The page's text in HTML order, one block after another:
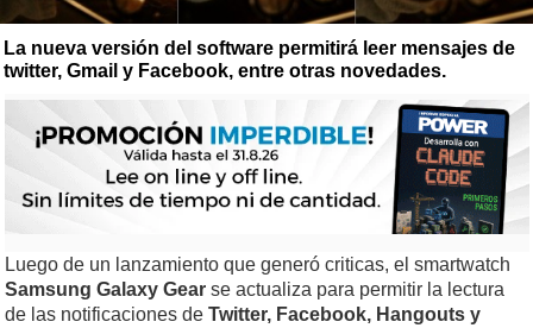
La nueva versión del software permitirá leer mensajes de
twitter, Gmail y Facebook, entre otras novedades.
Luego de un lanzamiento que generó criticas, el smartwatch
Samsung Galaxy Gear se actualiza para permitir la lectura
de las notificaciones de Twitter, Facebook, Hangouts y